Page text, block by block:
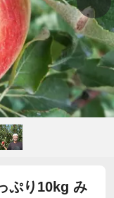
ぷり10kg み